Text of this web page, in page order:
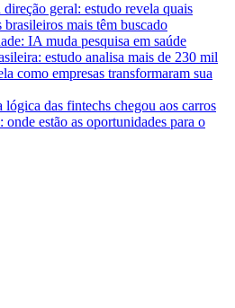
geral: estudo revela quais
mais têm buscado
IA muda pesquisa em saúde
estudo analisa mais de 230 mil
como empresas transformaram sua
lógica das fintechs chegou aos carros
estão as oportunidades para o